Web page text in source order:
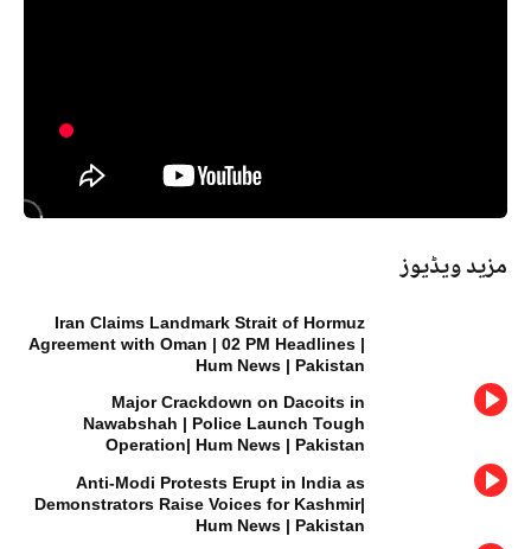
مزید ویڈیوز
Iran Claims Landmark Strait of Hormuz
Agreement with Oman | 02 PM Headlines |
Hum News | Pakistan
Major Crackdown on Dacoits in
Nawabshah | Police Launch Tough
Operation| Hum News | Pakistan
Anti-Modi Protests Erupt in India as
Demonstrators Raise Voices for Kashmir|
Hum News | Pakistan